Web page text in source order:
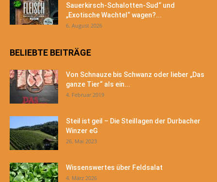
Sauerkirsch-Schalotten-Sud“ und
„Exotische Wachtel“ wagen?...
6. August 2026
BELIEBTE BEITRÄGE
Von Schnauze bis Schwanz oder lieber „Das
ganze Tier“ als ein...
4. Februar 2019
Steil ist geil – Die Steillagen der Durbacher
Winzer eG
26. Mai 2023
Wissenswertes über Feldsalat
4. März 2026